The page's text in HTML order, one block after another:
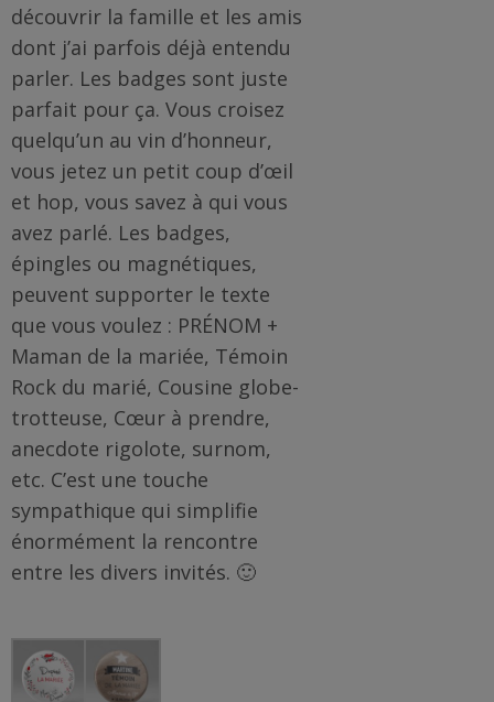
découvrir la famille et les amis
dont j’ai parfois déjà entendu
parler. Les badges sont juste
parfait pour ça. Vous croisez
quelqu’un au vin d’honneur,
vous jetez un petit coup d’œil
et hop, vous savez à qui vous
avez parlé. Les badges,
épingles ou magnétiques,
peuvent supporter le texte
que vous voulez : PRÉNOM +
Maman de la mariée, Témoin
Rock du marié, Cousine globe-
trotteuse, Cœur à prendre,
anecdote rigolote, surnom,
etc. C’est une touche
sympathique qui simplifie
énormément la rencontre
entre les divers invités. 🙂
Fêtes
ACTU
Contact
Demande
de devis
Me
contacter
Livraison